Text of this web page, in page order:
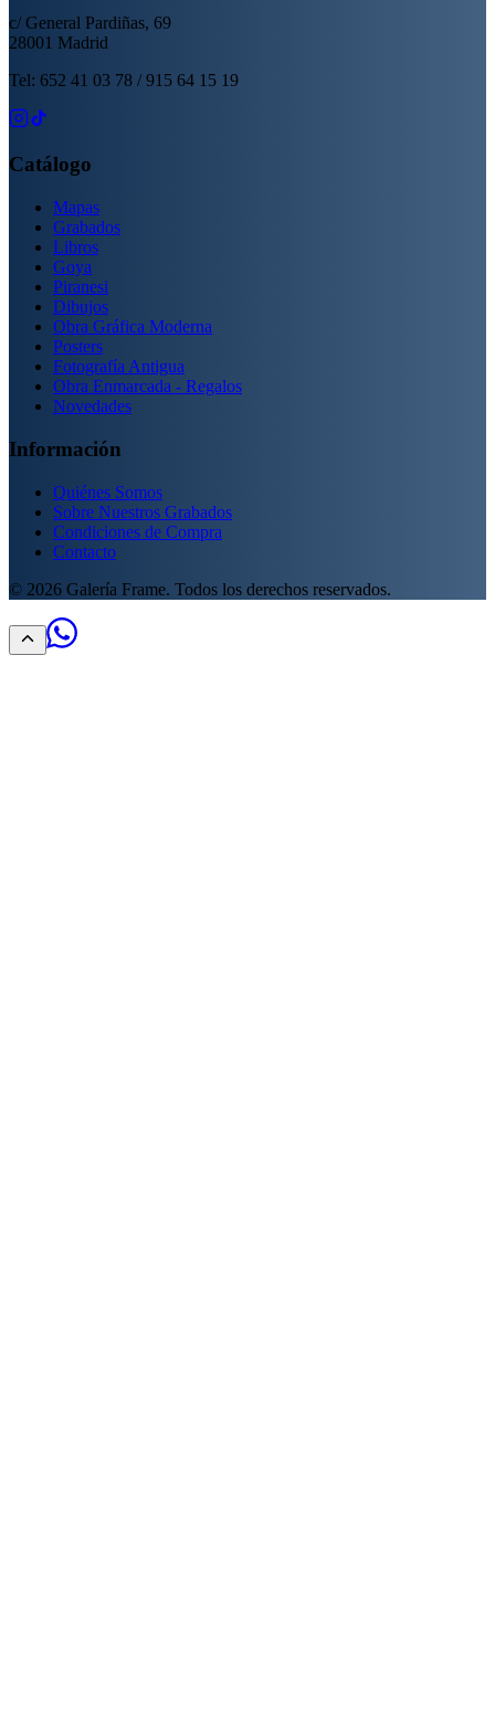
c/ General Pardiñas, 69
28001 Madrid
Tel: 652 41 03 78 / 915 64 15 19
Catálogo
Mapas
Grabados
Libros
Goya
Piranesi
Dibujos
Obra Gráfica Moderna
Posters
Fotografía Antigua
Obra Enmarcada - Regalos
Novedades
Información
Quiénes Somos
Sobre Nuestros Grabados
Condiciones de Compra
Contacto
© 2026 Galería Frame. Todos los derechos reservados.